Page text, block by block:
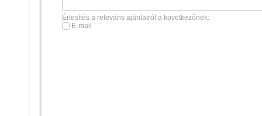
Értesítés a releváns ajánlatról a következőnek:
E-mail